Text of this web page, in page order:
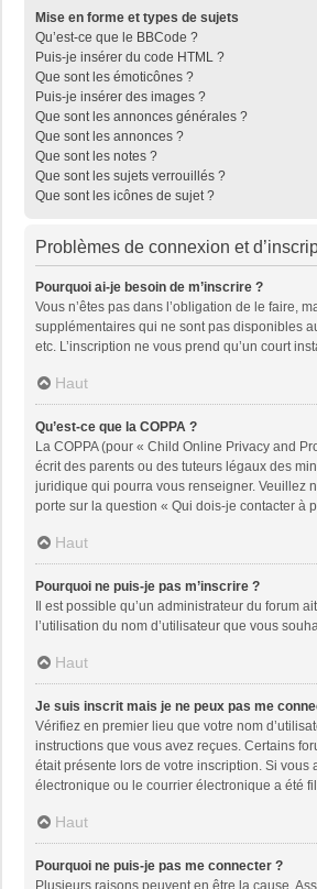
Mise en forme et types de sujets
Qu’est-ce que le BBCode ?
Puis-je insérer du code HTML ?
Que sont les émoticônes ?
Puis-je insérer des images ?
Que sont les annonces générales ?
Que sont les annonces ?
Que sont les notes ?
Que sont les sujets verrouillés ?
Que sont les icônes de sujet ?
Problèmes de connexion et
Pourquoi ai-je besoin de m’inscrire ?
Vous n’êtes pas dans l’obligation de le faire,
supplémentaires qui ne sont pas disponibles
etc. L’inscription ne vous prend qu’un court
Haut
Qu’est-ce que la COPPA ?
La COPPA (pour « Child Online Privacy and
écrit des parents ou des tuteurs légaux des
juridique qui pourra vous renseigner. Veuillez
porte sur la question « Qui dois-je contacter à
Haut
Pourquoi ne puis-je pas m’inscrire ?
Il est possible qu’un administrateur du forum
l’utilisation du nom d’utilisateur que vous
Haut
Je suis inscrit mais je ne peux pas me
Vérifiez en premier lieu que votre nom
instructions que vous avez reçues. Certains
était présente lors de votre inscription. Si
électronique ou le courrier électronique a été
Haut
Pourquoi ne puis-je pas me connecter ?
Plusieurs raisons peuvent en être la cause.